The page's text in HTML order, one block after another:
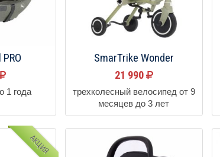
1 года
SmarTrike Wonder
21 990
трехколесный велосипед от 9
месяцев до 3 лет
АКЦИЯ